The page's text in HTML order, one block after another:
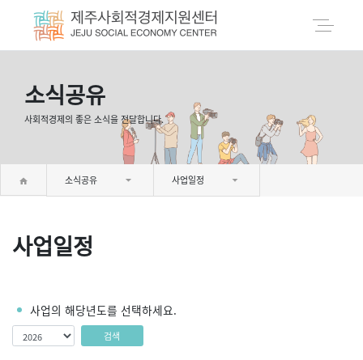
소식공유
사회적경제의 좋은 소식을 전달합니다.
소식공유 사업일정
사업일정
사업의 해당년도를 선택하세요.
검색